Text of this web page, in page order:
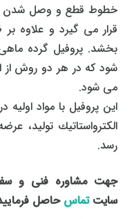
خطوط قطع و وصل شدن دو
قرار می گیرد و علاوه
بخشد. پروفیل گرده
شود که در هر دو روش از
می شود.
این پروفیل با مواد
الكترواستاتیك تولید،
رسد.
جهت مشاوره فنی و
سایتتماس حاصل